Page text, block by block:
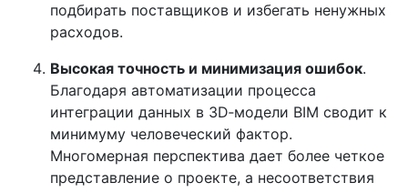
подбирать поставщиков и избегать ненужных
расходов.
Высокая точность и минимизация ошибок.
Благодаря автоматизации процесса
интеграции данных в 3D‑модели BIM сводит к
минимуму человеческий фактор.
Многомерная перспектива дает более четкое
представление о проекте, а несоответствия